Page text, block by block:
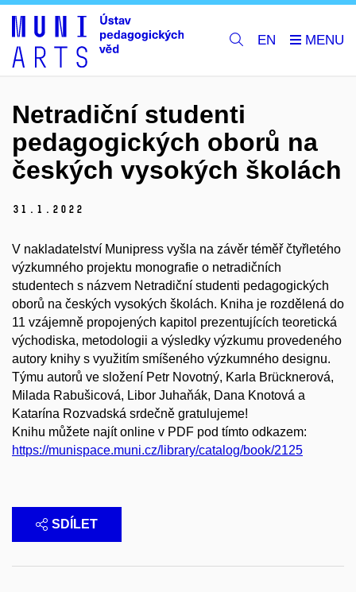
EN
Netradiční studenti
pedagogických oborů na
českých vysokých školách
31. 1. 2022
V nakladatelství Munipress vyšla na závěr téměř čtyřletého
výzkumného projektu monografie o netradičních
studentech s názvem Netradiční studenti pedagogických
oborů na českých vysokých školách. Kniha je rozdělená do
11 vzájemně propojených kapitol prezentujících teoretická
východiska, metodologii a výsledky výzkumu provedeného
autory knihy s využitím smíšeného výzkumného designu.
Týmu autorů ve složení Petr Novotný, Karla Brücknerová,
Milada Rabušicová, Libor Juhaňák, Dana Knotová a
Katarína Rozvadská srdečně gratulujeme!
Knihu můžete najít online v PDF pod tímto odkazem:
https://munispace.muni.cz/library/catalog/book/2125
SDÍLET